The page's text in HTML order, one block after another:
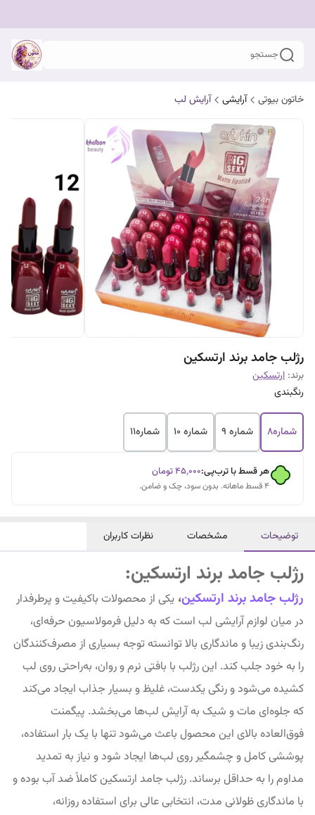
جستجو
خاتون بیوتی آرایشی آرایش لب
رژلب جامد برند ارتسکین
برند: ارتسکین
رنگبندی
شماره8 شماره 9 شماره 10 شماره11
هر قسط با ترب‌پی:۴۵٬۰۰۰تومان
۴ قسط ماهانه. بدون سود، چک و ضامن.
توضیحات مشخصات نظرات کاربران
رژلب جامد برند ارتسکین:
رژلب جامد برند ارتسکین، یکی از محصولات باکیفیت و پرطرفدار
در میان لوازم آرایشی لب است که به دلیل فرمولاسیون حرفه‌ای،
رنگ‌بندی زیبا و ماندگاری بالا توانسته توجه بسیاری از مصرف‌کنندگان
را به خود جلب کند. این رژلب با بافتی نرم و روان، به‌راحتی روی لب
کشیده می‌شود و رنگی یکدست، غلیظ و بسیار جذاب ایجاد می‌کند
که جلوه‌ای مات و شیک به آرایش لب‌ها می‌بخشد. پیگمنت
فوق‌العاده بالای این محصول باعث می‌شود تنها با یک بار استفاده،
پوششی کامل و چشمگیر روی لب‌ها ایجاد شود و نیاز به تمدید
مداوم را به حداقل برساند. رژلب جامد ارتسکین کاملاً ضد آب بوده و
با ماندگاری ظولانی مدت، انتخابی عالی برای استفاده روزانه،